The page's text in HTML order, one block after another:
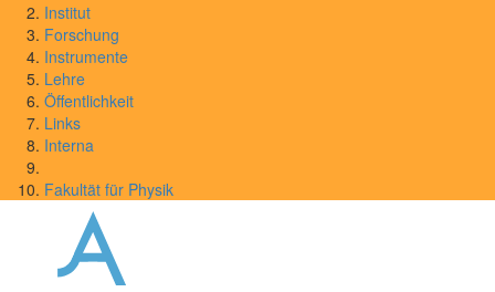
Institut
Forschung
Instrumente
Lehre
Öffentlichkeit
Links
Interna
Fakultät für Physik